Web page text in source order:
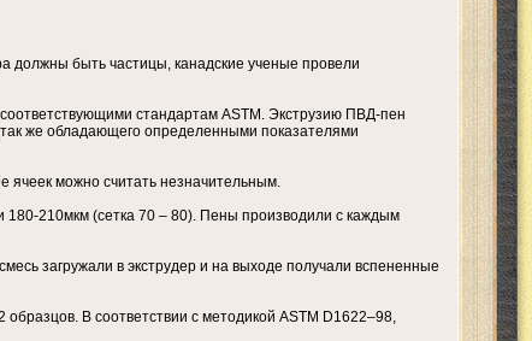
должны быть частицы, канадские ученые провели
стандартам ASTM. Экструзию ПВД-пен
же обладающего определенными показателями
ячеек можно считать незначительным.
180-210мкм (сетка 70 – 80). Пены производили с каждым
загружали в экструдер и на выходе получали вспененные
В соответствии с методикой ASTM D1622–98,